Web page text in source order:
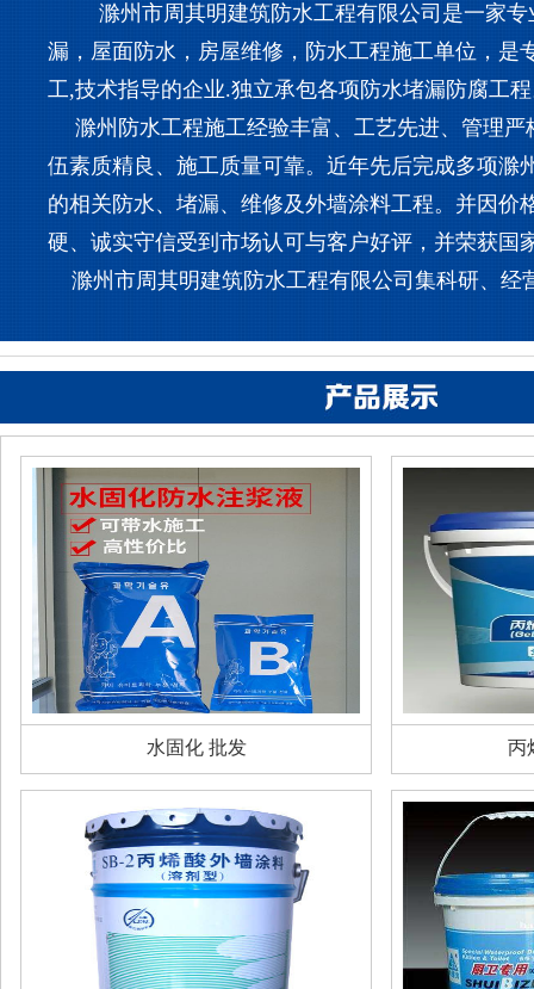
滁州市周其明建筑防水工程有限公司是一家
漏，屋面防水，房屋维修，防水工程施工单位，是
工,技术指导的企业.独立承包各项防水堵漏防腐工
滁州防水工程施工经验丰富、工艺先进、管理严
伍素质精良、施工质量可靠。近年先后完成多项滁
的相关防水、堵漏、维修及外墙涂料工程。并因价
硬、诚实守信受到市场认可与客户好评，并荣获国
滁州市周其明建筑防水工程有限公司集科研、经
水固化 批发 丙